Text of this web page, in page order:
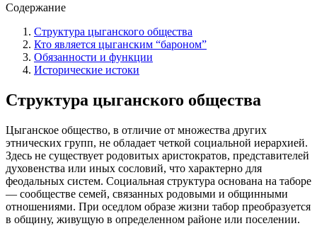
Содержание
Структура цыганского общества
Кто является цыганским “бароном”
Обязанности и функции
Исторические истоки
Структура цыганского общества
Цыганское общество, в отличие от множества других
этнических групп, не обладает четкой социальной иерархией.
Здесь не существует родовитых аристократов, представителей
духовенства или иных сословий, что характерно для
феодальных систем. Социальная структура основана на таборе
— сообществе семей, связанных родовыми и общинными
отношениями. При оседлом образе жизни табор преобразуется
в общину, живущую в определенном районе или поселении.